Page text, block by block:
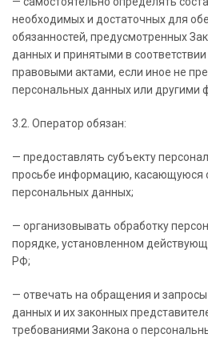
необходимых и достаточных для
обязанностей, предусмотренных
данных и принятыми в
правовыми актами, если иное не
персональных данных или другими
3.2. Оператор обязан:
— предоставлять субъекту
просьбе информацию, касающуюся
персональных данных;
— организовывать обработку
порядке, установленном
РФ;
— отвечать на обращения и
данных и их законных
требованиями Закона о